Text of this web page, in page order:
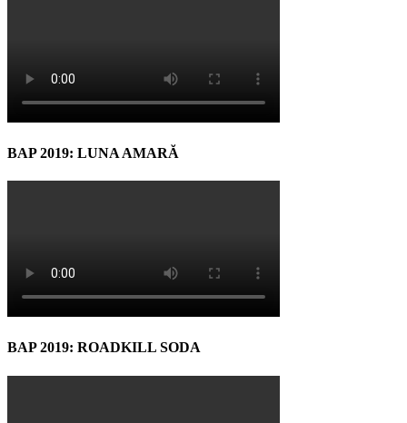
BAP 2019: LUNA AMARĂ
BAP 2019: ROADKILL SODA